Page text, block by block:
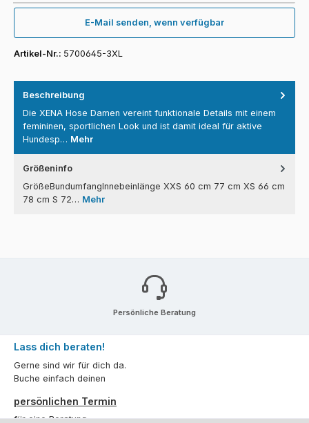
E-Mail senden, wenn verfügbar
Artikel-Nr.: 5700645-3XL
Beschreibung
Die XENA Hose Damen vereint funktionale Details mit einem
femininen, sportlichen Look und ist damit ideal für aktive
Hundesp… Mehr
Größeninfo
GrößeBundumfangInnebeinlänge XXS 60 cm 77 cm XS 66 cm
78 cm S 72… Mehr
Persönliche Beratung
Lass dich beraten!
Gerne sind wir für dich da.
Buche einfach deinen
persönlichen Termin
für eine Beratung.